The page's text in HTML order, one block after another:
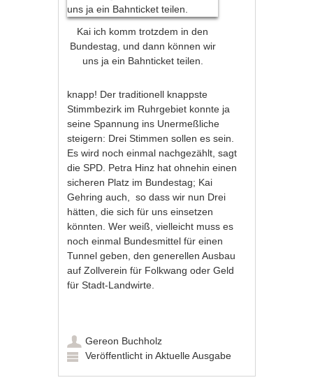
Kai ich komm trotzdem in den
Bundestag, und dann können wir
uns ja ein Bahnticket teilen.
knapp! Der traditionell knappste
Stimmbezirk im Ruhrgebiet konnte ja
seine Spannung ins Unermeßliche
steigern: Drei Stimmen sollen es sein.
Es wird noch einmal nachgezählt, sagt
die SPD. Petra Hinz hat ohnehin einen
sicheren Platz im Bundestag; Kai
Gehring auch, so dass wir nun Drei
hätten, die sich für uns einsetzen
könnten. Wer weiß, vielleicht muss es
noch einmal Bundesmittel für einen
Tunnel geben, den generellen Ausbau
auf Zollverein für Folkwang oder Geld
für Stadt-Landwirte.
Gereon Buchholz
Veröffentlicht inAktuelle Ausgabe